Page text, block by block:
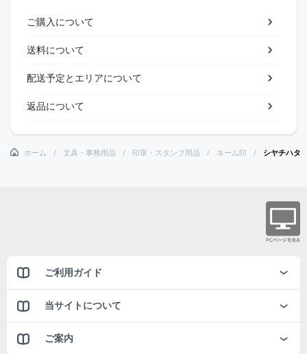
ご購入について
送料について
配送予定とエリアについて
返品について
ホーム 文具・事務用品 印章・スタンプ用品 ネーム印 シヤチハ
ご利用ガイド
当サイトについて
ご案内